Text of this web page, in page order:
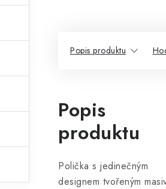
Popis produktu
Popis
produktu
Polička s jedinečným
designem tvořeným